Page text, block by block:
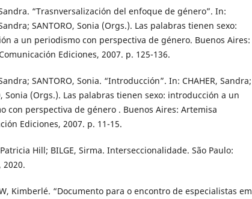
“Trasnversalización del enfoque de género”. In:
SANTORO, Sonia (Orgs.). Las palabras tienen sexo:
a un periodismo con perspectiva de género. Buenos Aires:
Ediciones, 2007. p. 125-136.
SANTORO, Sonia. “Introducción”. In: CHAHER, Sandra;
Sonia (Orgs.). Las palabras tienen sexo: introducción a un
con perspectiva de género . Buenos Aires: Artemisa
Ediciones, 2007. p. 11-15.
Hill; BILGE, Sirma. Interseccionalidade. São Paulo:
2020.
Kimberlé. “Documento para o encontro de especialistas em